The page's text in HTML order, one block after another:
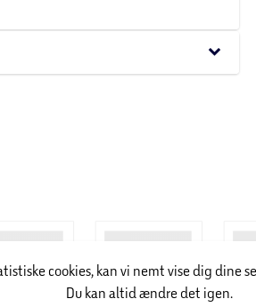
keyboard_arrow_down
cookies, kan vi nemt vise dig dine
Du kan altid ændre det igen.